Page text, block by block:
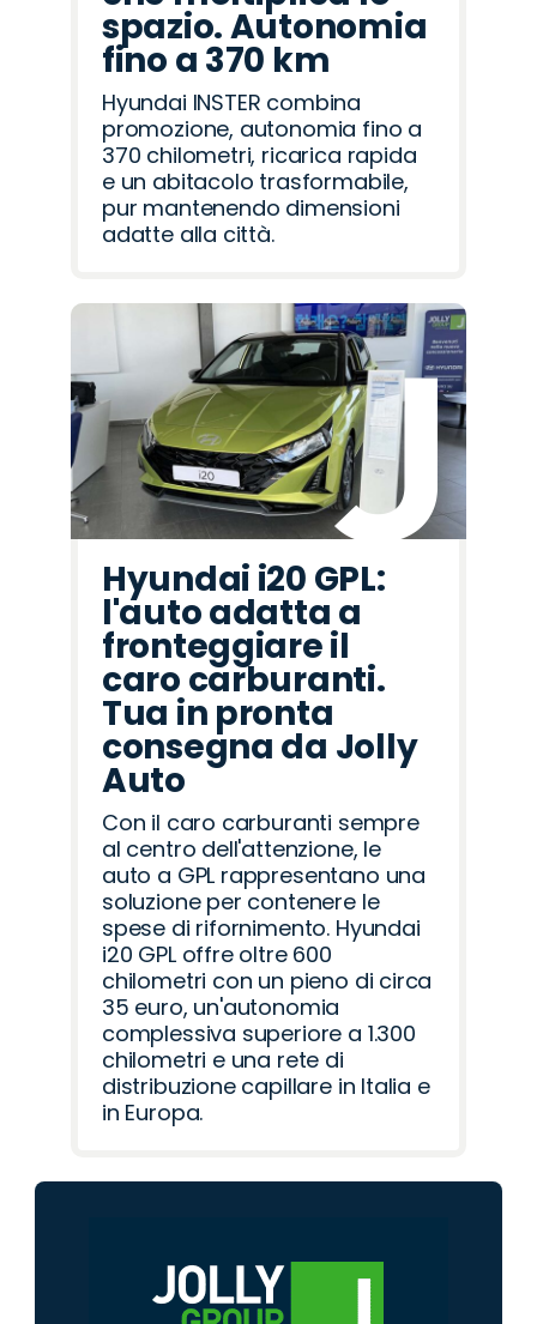
spazio. Autonomia
fino a 370 km
Hyundai INSTER combina
promozione, autonomia fino a
370 chilometri, ricarica rapida
e un abitacolo trasformabile,
pur mantenendo dimensioni
adatte alla città.
Hyundai i20 GPL:
l'auto adatta a
fronteggiare il
caro carburanti.
Tua in pronta
consegna da Jolly
Auto
Con il caro carburanti sempre
al centro dell'attenzione, le
auto a GPL rappresentano una
soluzione per contenere le
spese di rifornimento. Hyundai
i20 GPL offre oltre 600
chilometri con un pieno di circa
35 euro, un'autonomia
complessiva superiore a 1.300
chilometri e una rete di
distribuzione capillare in Italia e
in Europa.